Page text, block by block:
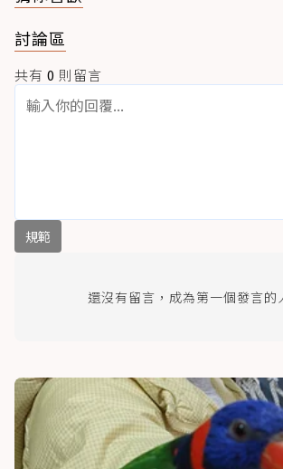
討論區
共有 0 則留言
規範
還沒有留言，成為第一個發言的